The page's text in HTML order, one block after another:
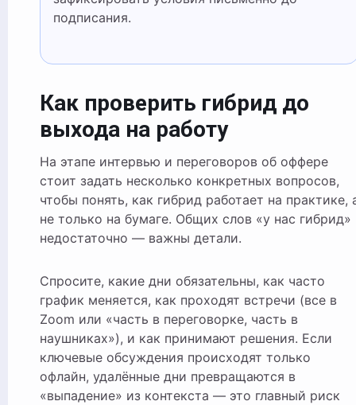
подписания.
Как проверить гибрид до
выхода на работу
На этапе интервью и переговоров об оффере
стоит задать несколько конкретных вопросов,
чтобы понять, как гибрид работает на практике,
не только на бумаге. Общих слов «у нас гибрид»
недостаточно — важны детали.
Спросите, какие дни обязательны, как часто
график меняется, как проходят встречи (все в
Zoom или «часть в переговорке, часть в
наушниках»), и как принимают решения. Если
ключевые обсуждения происходят только
офлайн, удалённые дни превращаются в
«выпадение» из контекста — это главный риск